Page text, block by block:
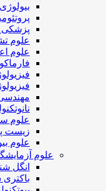
پزشکی
علوم
علوم
علوم
زیست
علوم
علوم
انگل